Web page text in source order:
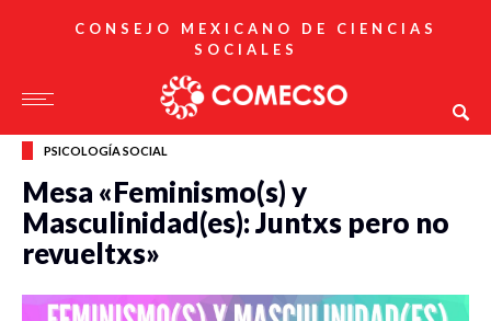
CONSEJO MEXICANO DE CIENCIAS
SOCIALES
PSICOLOGÍA SOCIAL
Mesa «Feminismo(s) y
Masculinidad(es): Juntxs pero no
revueltxs»